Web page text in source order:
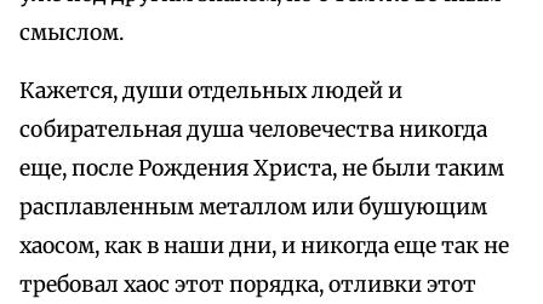
смыслом.
Кажется, души отдельных людей и
собирательная душа человечества никогда
еще, после Рождения Христа, не были таким
расплавленным металлом или бушующим
хаосом, как в наши дни, и никогда еще так не
требовал хаос этот порядка, отливки этот